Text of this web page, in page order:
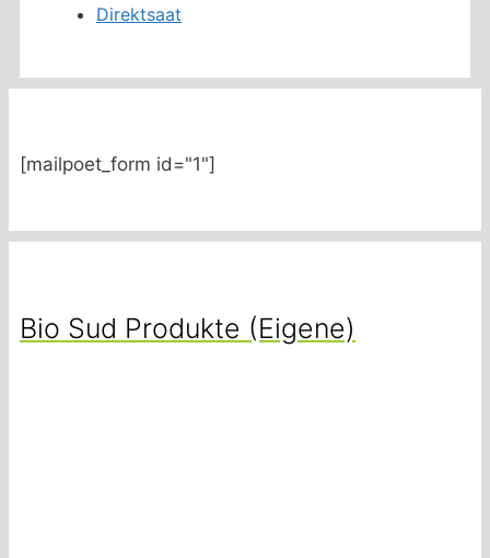
Direktsaat
[mailpoet_form id="1"]
Bio Sud Produkte (Eigene)